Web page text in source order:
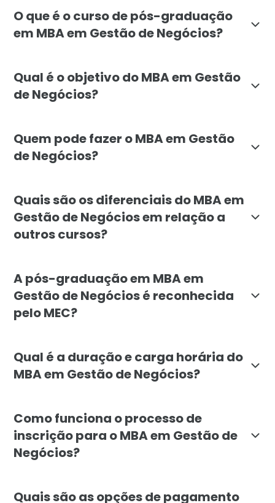
O que é o curso de pós-graduação
em MBA em Gestão de Negócios?
Qual é o objetivo do MBA em Gestão
de Negócios?
Quem pode fazer o MBA em Gestão
de Negócios?
Quais são os diferenciais do MBA em
Gestão de Negócios em relação a
outros cursos?
A pós-graduação em MBA em
Gestão de Negócios é reconhecida
pelo MEC?
Qual é a duração e carga horária do
MBA em Gestão de Negócios?
Como funciona o processo de
inscrição para o MBA em Gestão de
Negócios?
Quais são as opções de pagamento